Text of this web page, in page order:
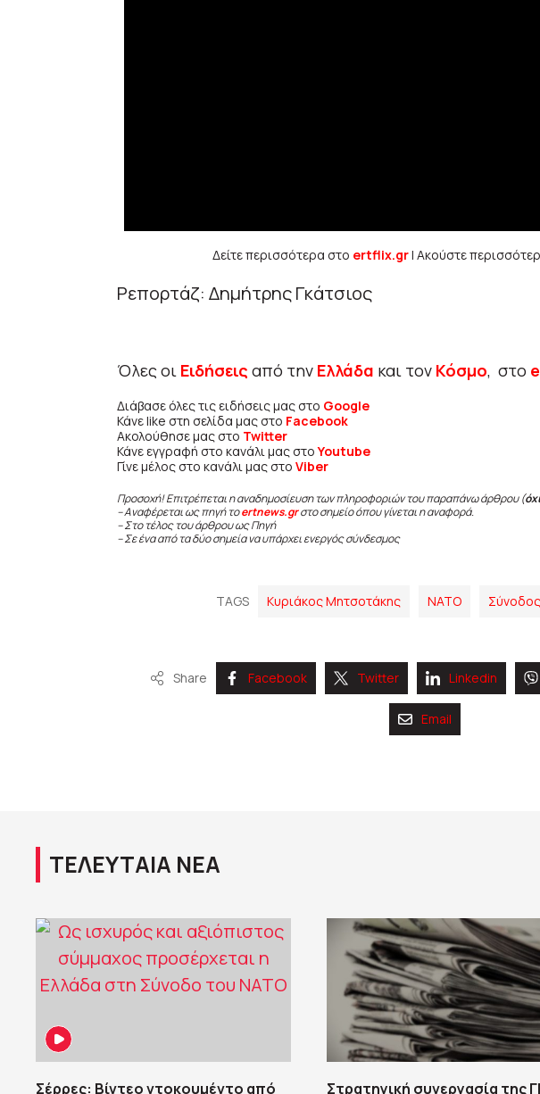
Δείτε περισσότερα στο ertflix.gr| Ακούστε
Ρεπορτάζ: Δημήτρης Γκάτσιος
Όλες οι Ειδήσεις από την Ελλάδα και τον Κόσμο, στο
Διάβασε όλες τις ειδήσεις μας στο Google
Κάνε like στη σελίδα μας στο Facebook
Ακολούθησε μας στο Twitter
Κάνε εγγραφή στο κανάλι μας στοYoutube
Γίνε μέλος στο κανάλι μας στο Viber
Προσοχή! Επιτρέπεται η αναδημοσίευση των πληροφοριών του παραπάνω άρθρου (
– Αναφέρεται ως πηγή τοertnews.gr στο σημείο όπου γίνεται η αναφορά.
– Στο τέλος του άρθρου ως Πηγή
– Σε ένα από τα δύο σημεία να υπάρχει ενεργός σύνδεσμος
TAGS Κυριάκος Μητσοτάκης ΝΑΤΟ
Share Facebook Twitter Linkedin
Email
ΤΕΛΕΥΤΑΙΑ ΝΕΑ
Σέρρες: Βίντεο ντοκουμέντο από Στρατηγική συνεργασία της